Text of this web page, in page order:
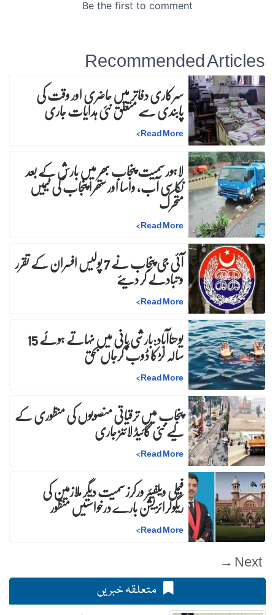
Recommended Articles
سرکاری دفاتر میں حاضری اور وقت کی
پابندی سے متعلق نئی ہدایات جاری
Read More
>
لاہور سمیت پنجاب بھر میں بارش کے بعد
نکاسی آب، واسا اور ستھرا پنجاب کی ٹیمیں
متحرک
Read More
>
آئی جی پنجاب نے 7 پولیس افسران کے تقرر و تبادلے کر دیئے
Read More
>
یوحناآباد:بارشی پانی میں نہاتے ہوئے 15 سالہ لڑکا ڈوب کرجاں بحق
Read More
>
پنجاب میں ترقیاتی منصوبوں کی منظوری کے
لیے نئی گائیڈ لائنز جاری
Read More
>
فیملی ویلفیئر ورکرز سمیت دیگر ملازمین کی
ریگولرائزیشن بارے درخواستیں منظور
Read More
>
Next →
متعلقہ خبریں